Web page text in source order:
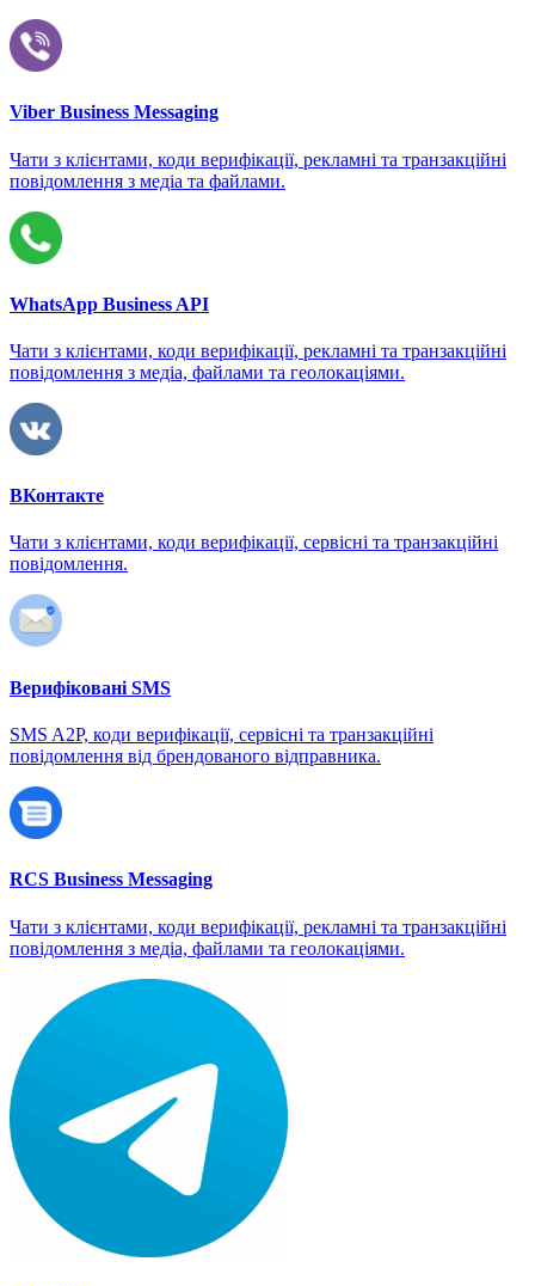
Viber Business Messaging
Чати з клієнтами, коди верифікації, рекламні та транзакційні
повідомлення з медіа та файлами.
WhatsApp Business API
Чати з клієнтами, коди верифікації, рекламні та транзакційні
повідомлення з медіа, файлами та геолокаціями.
ВКонтакте
Чати з клієнтами, коди верифікації, сервісні та транзакційні
повідомлення.
Верифіковані SMS
SMS A2P, коди верифікації, сервісні та транзакційні
повідомлення від брендованого відправника.
RCS Business Messaging
Чати з клієнтами, коди верифікації, рекламні та транзакційні
повідомлення з медіа, файлами та геолокаціями.